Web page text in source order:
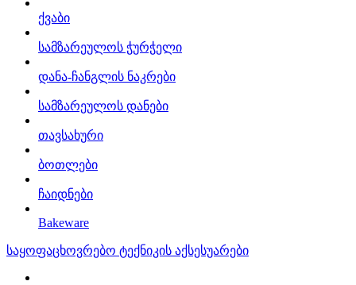
ქვაბი
სამზარეულოს ჭურჭელი
დანა-ჩანგლის ნაკრები
სამზარეულოს დანები
თავსახური
ბოთლები
ჩაიდნები
Bakeware
საყოფაცხოვრებო ტექნიკის აქსესუარები